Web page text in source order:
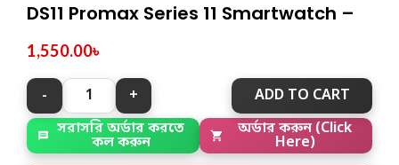
DS11 Promax Series 11 Smartwatch –
1,550.00৳
ADD TO CART
সরাসরি অর্ডার করতে
কল করুন
অর্ডার করুন (Click
Here)